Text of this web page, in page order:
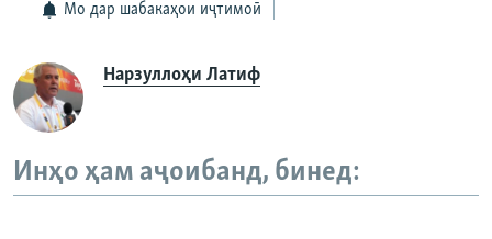
Мо дар шабакаҳои иҷтимоӣ
Нарзуллоҳи Латиф
Инҳо ҳам аҷоибанд, бинед: